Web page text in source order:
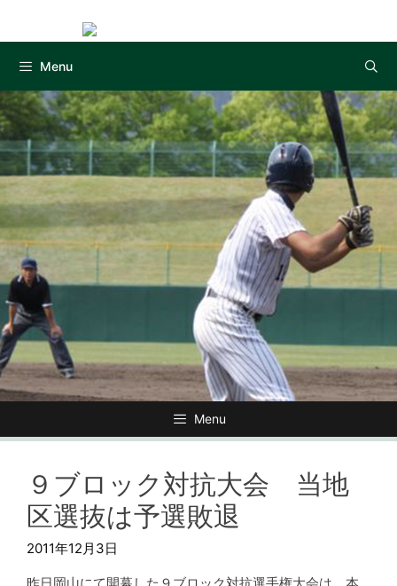
へ
ス
キ
ッ
プ
Menu
Menu
９ブロック対抗大会 当地
区選抜は予選敗退
2011年12月3日
昨日岡山にて開幕した９ブロック対抗選手権大会は、本